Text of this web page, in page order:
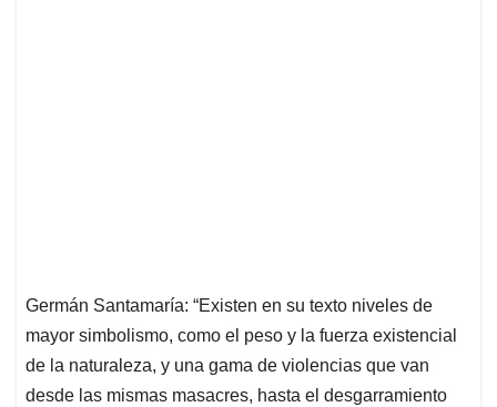
Germán Santamaría: “Existen en su texto niveles de
mayor simbolismo, como el peso y la fuerza existencial
de la naturaleza, y una gama de violencias que van
desde las mismas masacres, hasta el desgarramiento